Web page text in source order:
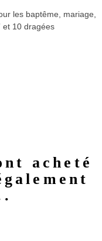
les baptême, mariage,
et 10 dragées
acheté